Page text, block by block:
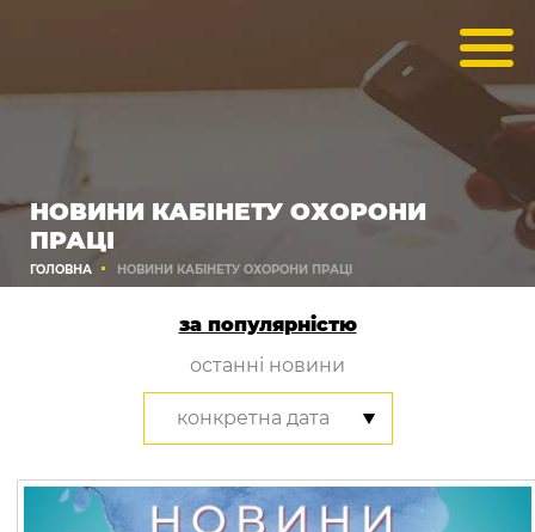
НОВИНИ КАБІНЕТУ ОХОРОНИ
ПРАЦІ
ГОЛОВНА НОВИНИ КАБІНЕТУ ОХОРОНИ ПРАЦІ
за популярністю
останні новини
конкретна дата